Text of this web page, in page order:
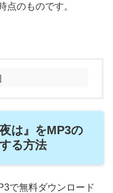
のものです。
は』をMP3の
る方法
で無料ダウンロード